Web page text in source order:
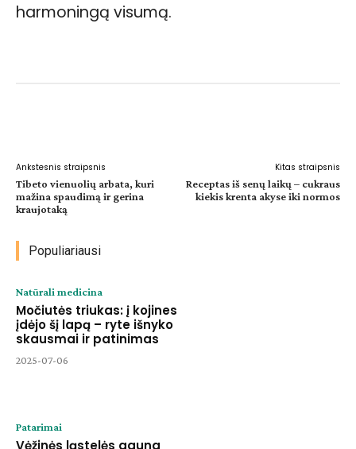
harmoningą visumą.
Ankstesnis straipsnis
Tibeto vienuolių arbata, kuri
mažina spaudimą ir gerina
kraujotaką
Kitas straipsnis
Receptas iš senų laikų – cukraus
kiekis krenta akyse iki normos
Populiariausi
Natūrali medicina
Močiutės triukas: į kojines
įdėjo šį lapą – ryte išnyko
skausmai ir patinimas
2025-07-06
Patarimai